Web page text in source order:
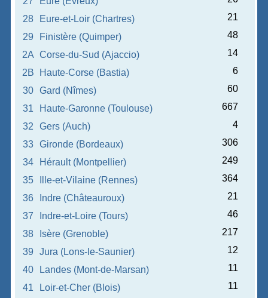
28
Eure-et-Loir (Chartres)
21
29
Finistère (Quimper)
48
2A Corse-du-Sud (Ajaccio)
14
2B
Haute-Corse (Bastia)
6
30
Gard (Nîmes)
60
31
Haute-Garonne (Toulouse)
667
32
Gers (Auch)
4
33
Gironde (Bordeaux)
306
34
Hérault (Montpellier)
249
35
Ille-et-Vilaine (Rennes)
364
36
Indre (Châteauroux)
21
37
Indre-et-Loire (Tours)
46
38
Isère (Grenoble)
217
39
Jura (Lons-le-Saunier)
12
40
Landes (Mont-de-Marsan)
11
41
Loir-et-Cher (Blois)
11